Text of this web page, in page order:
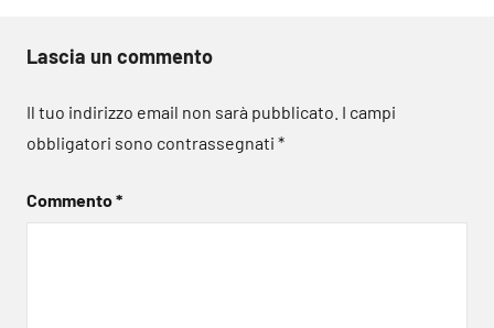
Lascia un commento
Il tuo indirizzo email non sarà pubblicato. I campi
obbligatori sono contrassegnati *
Commento*